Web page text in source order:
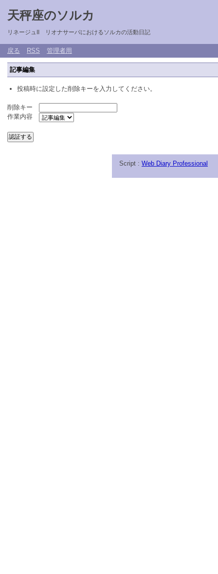
天秤座のソルカ
リネージュII リオナサーバにおけるソルカの活動日記
戻る RSS 管理者用
記事編集
投稿時に設定した削除キーを入力してください。
削除キー
作業内容
Script : Web Diary Professional